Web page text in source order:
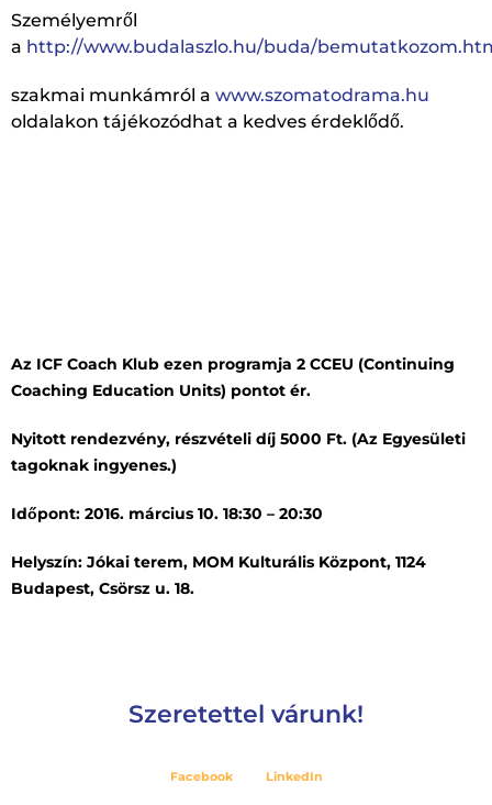
Személyemről
a http://www.budalaszlo.hu/buda/
szakmai munkámról a www.szomatodrama.hu
oldalakon tájékozódhat a kedves érdeklődő.
Az ICF Coach Klub ezen programja 2 CCEU (Continuing
Coaching Education Units) pontot ér.
Nyitott rendezvény, részvételi díj 5000 Ft. (Az Egyesületi
tagoknak ingyenes.)
Időpont: 2016. március 10. 18:30 – 20:30
Helyszín: Jókai terem, MOM Kulturális Központ, 1124
Budapest, Csörsz u. 18.
Szeretettel várunk!
Facebook LinkedIn